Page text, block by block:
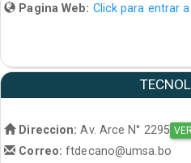
Pagina Web: Click para entrar
Direccion: Av. Arce N° 2295
Correo:ftdecano@umsa.bo